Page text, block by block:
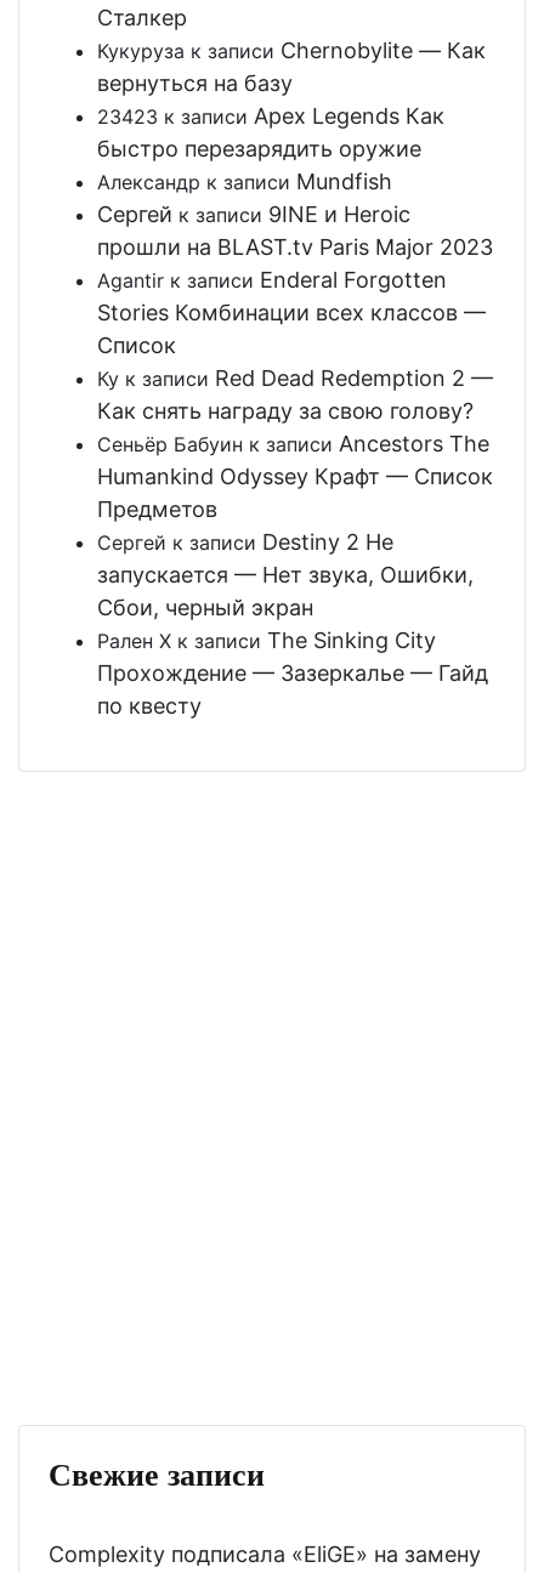
Сталкер
Кукуруза к записи Chernobylite — Как
вернуться на базу
23423 к записи Apex Legends Как
быстро перезарядить оружие
Александр к записи Mundfish
Сергей к записи 9INE и Heroic
прошли на BLAST.tv Paris Major 2023
Agantir к записи Enderal Forgotten
Stories Комбинации всех классов —
Список
Ку к записи Red Dead Redemption 2 —
Как снять награду за свою голову?
Сеньёр Бабуин к записи Ancestors The
Humankind Odyssey Крафт — Список
Предметов
Сергей к записи Destiny 2 Не
запускается — Нет звука, Ошибки,
Сбои, черный экран
Рален Х к записи The Sinking City
Прохождение — Зазеркалье — Гайд
по квесту
Свежие записи
Complexity подписала «EliGE» на замену